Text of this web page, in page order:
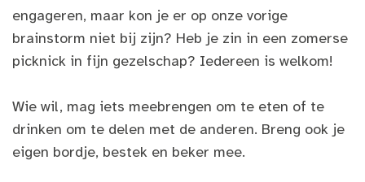
engageren, maar kon je er op onze vorige
brainstorm niet bij zijn? Heb je zin in een zomerse
picknick in fijn gezelschap? Iedereen is welkom!
Wie wil, mag iets meebrengen om te eten of te
drinken om te delen met de anderen. Breng ook je
eigen bordje, bestek en beker mee.